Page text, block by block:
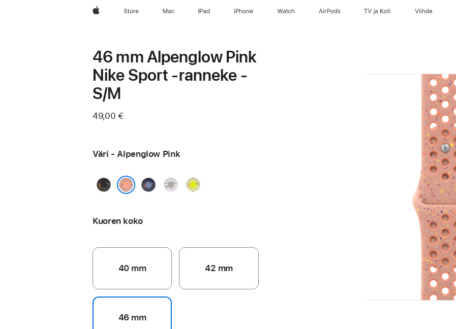
Apple Store Mac iPad iPhone Watch AirPods TV ja Koti Viihde
46 mm Alpenglow Pink
Nike Sport ‑ranneke -
S/M
49,00 €
Väri - Alpenglow Pink
Midnight
Blue
VeiledVolt
Kuoren koko
40 mm 42 mm
46 mm